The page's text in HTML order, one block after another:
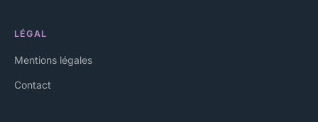
LÉGAL
Mentions légales
Contact